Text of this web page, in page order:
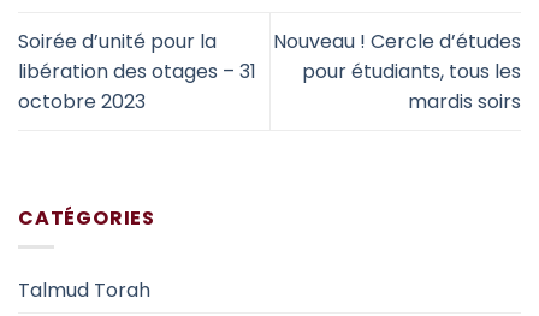
Soirée d’unité pour la
libération des otages – 31
octobre 2023
Nouveau ! Cercle d’études
pour étudiants, tous les
mardis soirs
CATÉGORIES
Talmud Torah